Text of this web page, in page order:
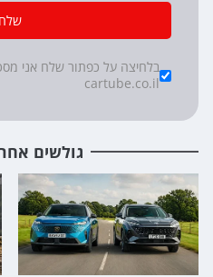
שלח
Checkboxes
*
cartube.co.il
גולשים